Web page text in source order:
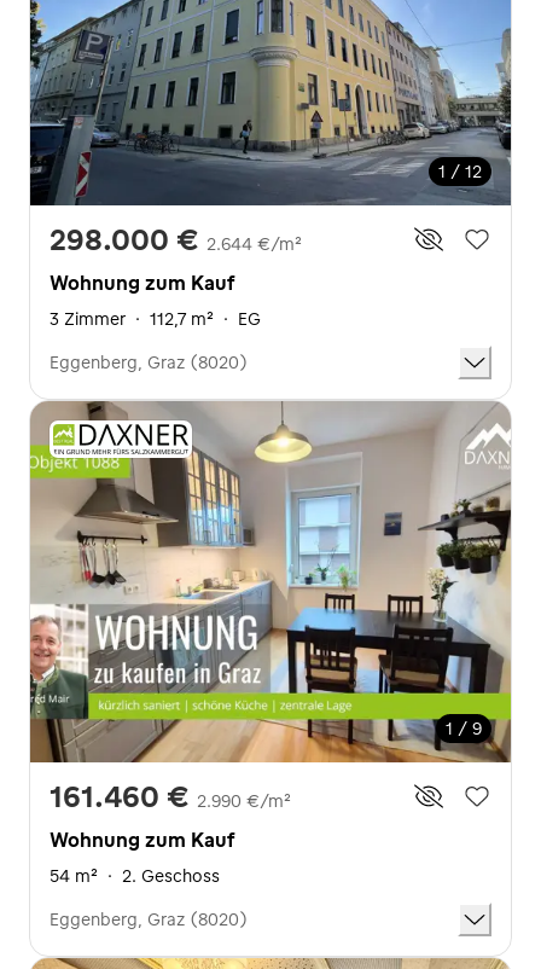
1 / 12
298.000 € 2.644 €/m²
Wohnung zum Kauf
3 Zimmer · 112,7 m² · EG
Eggenberg, Graz (8020)
1 / 9
161.460 € 2.990 €/m²
Wohnung zum Kauf
54 m² · 2. Geschoss
Eggenberg, Graz (8020)